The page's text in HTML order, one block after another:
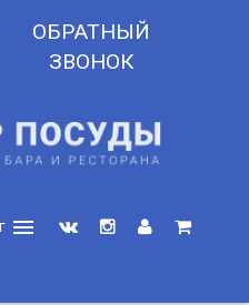
ОБРАТНЫЙ
ЗВОНОК
menu